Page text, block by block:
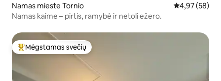
Namas mieste Tornio Vidutinis
4,97 (58)
Namas kaime – pirtis, ramybė ir netoli ežero.
Svečių mėgstamiausias
Mėgstamas svečių